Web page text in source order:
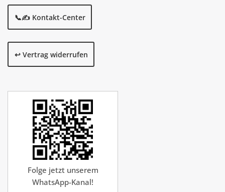
📞✍️ Kontakt-Center
↩️ Vertrag widerrufen
Folge jetzt unserem
WhatsApp-Kanal!